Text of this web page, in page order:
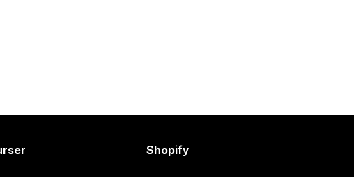
Shopify